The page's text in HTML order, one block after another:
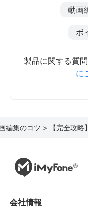
動画
ボ
製品に関する質
に
編集のコツ > 【完全攻
会社情報